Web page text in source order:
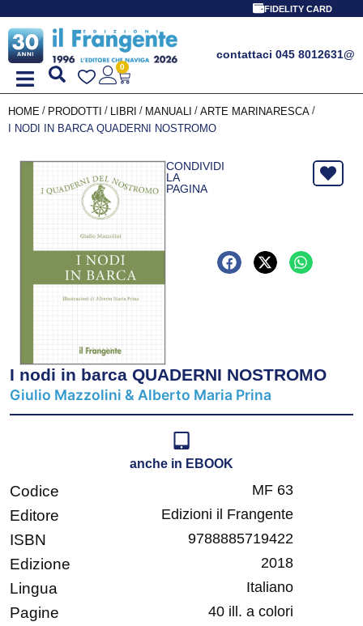
FIDELITY CARD
contattaci 045 8012631@
0
HOME / PRODOTTI / LIBRI / MANUALI / ARTE MARINARESCA /
I NODI IN BARCA QUADERNI NOSTROMO
CONDIVIDI
LA
PAGINA
I nodi in barca QUADERNI NOSTROMO
Giulio Mazzolini & Alberto Maria Prina
anche in EBOOK
Codice MF 63
Editore Edizioni il Frangente
ISBN 9788885719422
Edizione 2018
Lingua Italiano
Pagine 40 ill. a colori